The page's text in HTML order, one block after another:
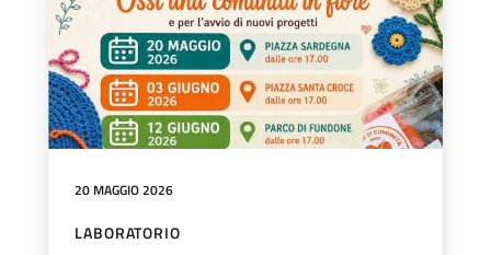
20 MAGGIO 2026
LABORATORIO